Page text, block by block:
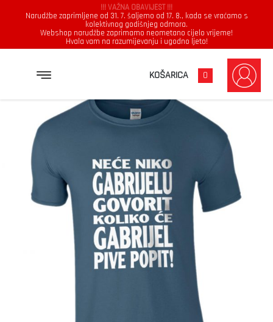
!!! VAŽNA OBAVIJEST !!!
Narudžbe zaprimljene od 31. 7. šaljemo od 17. 8., kada se vraćamo s
kolektivnog godišnjeg odmora.
Webshop narudžbe zaprimamo neometano cijelo vrijeme!
Hvala vam na razumijevanju i ugodno ljeto!
KOŠARICA 0
NEĆE NIKO GABRIJELU GOVORIT KOLIKO ĆE GABRIJEL PIVE POPIT